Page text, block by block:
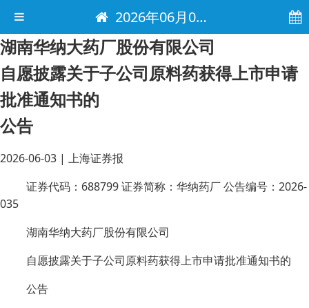
2026年06月03日 电子报
湖南华纳大药厂股份有限公司
自愿披露关于子公司原料药获得上市申请
批准通知书的
公告
2026-06-03 | 上海证券报
证券代码：688799 证券简称：华纳药厂 公告编号：2026-
035
湖南华纳大药厂股份有限公司
自愿披露关于子公司原料药获得上市申请批准通知书的
公告